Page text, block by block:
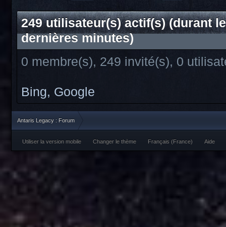
249 utilisateur(s) actif(s) (durant
dernières minutes)
0 membre(s), 249 invité(s), 0
Bing, Google
Antaris Legacy : Forum
Utiliser la version mobile Changer le thème Français (France) Aide